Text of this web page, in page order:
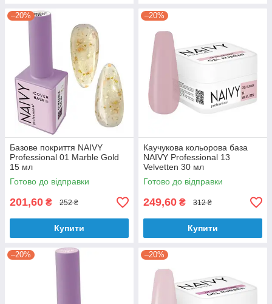
–20%
Базове покриття NAIVY
Professional 01 Marble Gold
15 мл
Готово до відправки
201,60 ₴ 252 ₴
Купити
–20%
Каучукова кольорова база
NAIVY Professional 13
Velvetten 30 мл
Готово до відправки
249,60 ₴ 312 ₴
Купити
–20% –20%